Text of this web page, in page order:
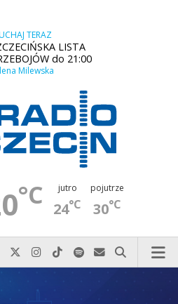
TERAZ
LISTA
do 21:00
Milewska
°C jutro
24°C
pojutrze
30°C
po prostu do nas zadzwoń
Odwiedź nas na Facebook-u
Odwiedź nas na X
Odwiedź nas na Instagram-ie
Odwiedź nas na TikTok-u
Szukaj nas na Spotify
Wyślij do nas
Szukaj